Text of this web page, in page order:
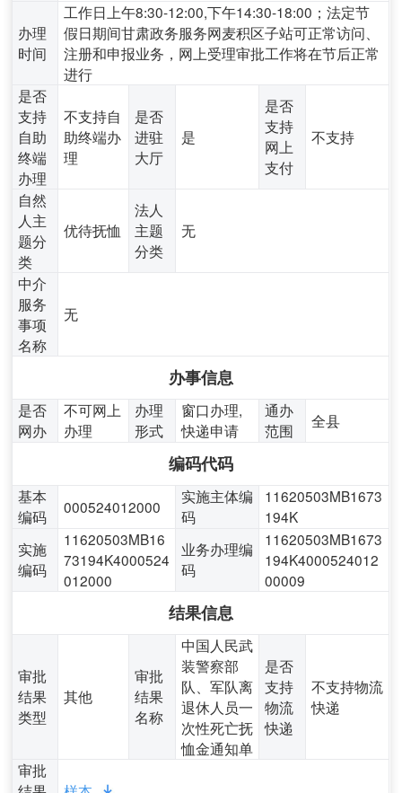
办理
时间
工作日上午8:30-12:00,下午14:30-18:00；法定节
假日期间甘肃政务服务网麦积区子站可正常访问、
注册和申报业务，网上受理审批工作将在节后正常
进行
是否
支持
自助
终端
办理
不支持自
助终端办
理
是否
进驻
大厅
是
是否
支持
网上
支付
不支持
自然
人主
题分
类
优待抚恤
法人
主题
分类
无
中介
服务
事项
名称
无
办事信息
是否
网办
不可网上
办理
办理
形式
窗口办理,
快递申请
通办
范围
全县
编码代码
基本
编码
000524012000
实施主体编
码
11620503MB1673
194K
实施
编码
11620503MB16
73194K4000524
012000
业务办理编
码
11620503MB1673
194K4000524012
00009
结果信息
审批
结果
类型
其他
审批
结果
名称
中国人民武
装警察部
队、军队离
退休人员一
次性死亡抚
恤金通知单
是否
支持
物流
快递
不支持物流
快递
审批